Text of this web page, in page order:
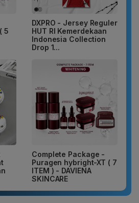
5
DXPRO - Jersey Reguler
HUT RI Kemerdekaan
Indonesia Collection
Drop 1...
Complete Package -
Puragen hybright-XT ( 7
ITEM ) - DAVIENA
SKINCARE